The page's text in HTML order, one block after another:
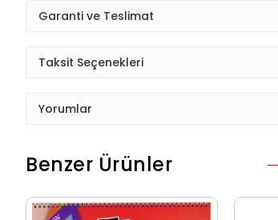
Garanti ve Teslimat
Taksit Seçenekleri
Yorumlar
Benzer Ürünler